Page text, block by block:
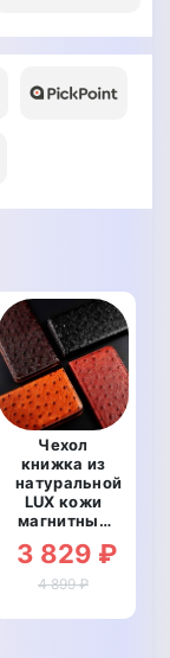
Чехол
книжка из
натуральной
LUX кожи
магнитный
противоударный
для
Samsung
"OSTRICH"
3 829 ₽
4 899 ₽